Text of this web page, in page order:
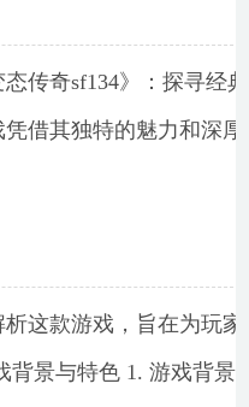
传奇sf134》：探寻经
借其独特的魅力和深
这款游戏，旨在为玩
背景与特色 1. 游戏背